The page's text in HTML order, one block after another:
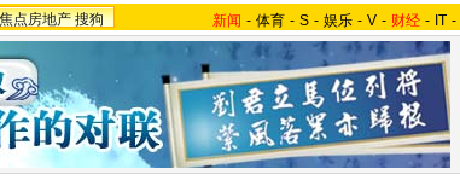
点房地产 搜狗 新闻 - 体育 - S - 娱乐 - V - 财经 - IT -